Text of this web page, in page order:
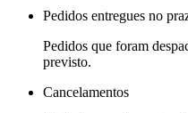
Pedidos entregues no
Pedidos que foram
previsto.
Cancelamentos